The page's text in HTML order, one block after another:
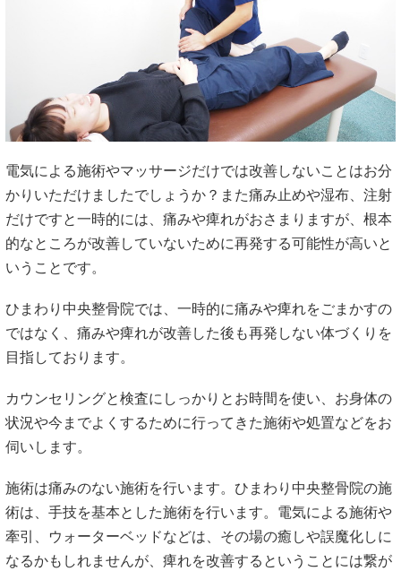
電気による施術やマッサージだけでは改善しないことはお分
かりいただけましたでしょうか？また痛み止めや湿布、注射
だけですと一時的には、痛みや痺れがおさまりますが、根本
的なところが改善していないために再発する可能性が高いと
いうことです。
ひまわり中央整骨院では、一時的に痛みや痺れをごまかすの
ではなく、痛みや痺れが改善した後も再発しない体づくりを
目指しております。
カウンセリングと検査にしっかりとお時間を使い、お身体の
状況や今までよくするために行ってきた施術や処置などをお
伺いします。
施術は痛みのない施術を行います。ひまわり中央整骨院の施
術は、手技を基本とした施術を行います。電気による施術や
牽引、ウォーターベッドなどは、その場の癒しや誤魔化しに
なるかもしれませんが、痺れを改善するということには繋が